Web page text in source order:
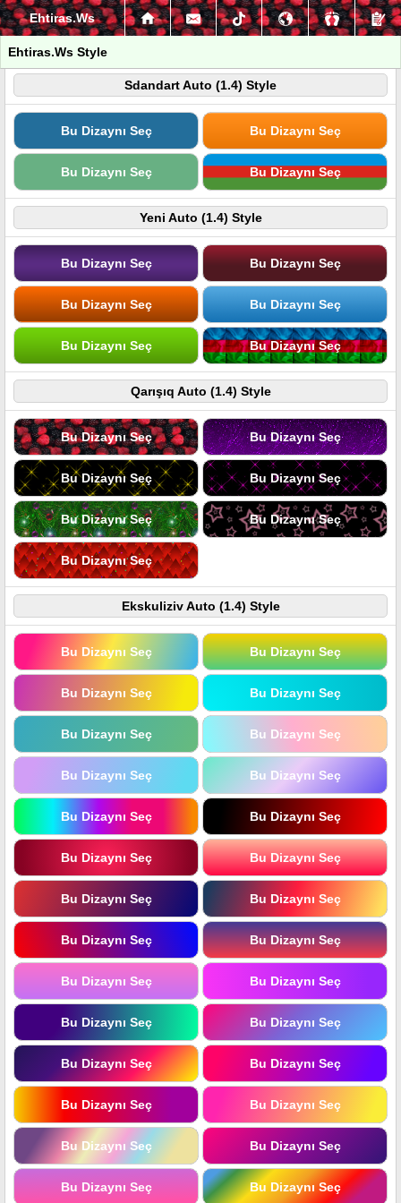
Ehtiras.Ws
Ehtiras.Ws Style
Sdandart Auto (1.4) Style
Bu Dizaynı Seç Bu Dizaynı Seç
Bu Dizaynı Seç Bu Dizaynı Seç
Yeni Auto (1.4) Style
Bu Dizaynı Seç Bu Dizaynı Seç
Bu Dizaynı Seç Bu Dizaynı Seç
Bu Dizaynı Seç Bu Dizaynı Seç
Qarışıq Auto (1.4) Style
Bu Dizaynı Seç Bu Dizaynı Seç
Bu Dizaynı Seç Bu Dizaynı Seç
Bu Dizaynı Seç Bu Dizaynı Seç
Bu Dizaynı Seç
Ekskuliziv Auto (1.4) Style
Bu Dizaynı Seç Bu Dizaynı Seç
Bu Dizaynı Seç Bu Dizaynı Seç
Bu Dizaynı Seç Bu Dizaynı Seç
Bu Dizaynı Seç Bu Dizaynı Seç
Bu Dizaynı Seç Bu Dizaynı Seç
Bu Dizaynı Seç Bu Dizaynı Seç
Bu Dizaynı Seç Bu Dizaynı Seç
Bu Dizaynı Seç Bu Dizaynı Seç
Bu Dizaynı Seç Bu Dizaynı Seç
Bu Dizaynı Seç Bu Dizaynı Seç
Bu Dizaynı Seç Bu Dizaynı Seç
Bu Dizaynı Seç Bu Dizaynı Seç
Bu Dizaynı Seç Bu Dizaynı Seç
Bu Dizaynı Seç Bu Dizaynı Seç